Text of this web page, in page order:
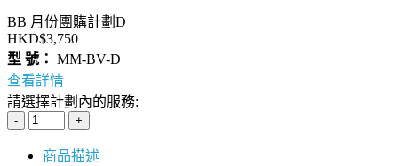
BB 月份團購計劃D
HKD$3,750
型 號： MM-BV-D
查看詳情
請選擇計劃內的服務:
商品描述